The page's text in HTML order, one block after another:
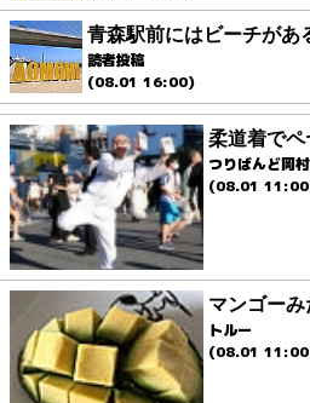
青森駅前にはビーチがあ
読者投稿
(08.01 16:00)
柔道着で
つりばんど岡村
(08.01
マンゴー
トルー
(08.01